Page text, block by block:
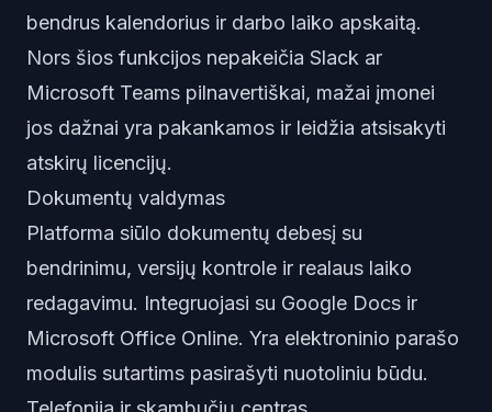
bendrus kalendorius ir darbo laiko apskaitą.
Nors šios funkcijos nepakeičia Slack ar
Microsoft Teams pilnavertiškai, mažai įmonei
jos dažnai yra pakankamos ir leidžia atsisakyti
atskirų licencijų.
Dokumentų valdymas
Platforma siūlo dokumentų debesį su
bendrinimu, versijų kontrole ir realaus laiko
redagavimu. Integruojasi su Google Docs ir
Microsoft Office Online. Yra elektroninio parašo
modulis sutartims pasirašyti nuotoliniu būdu.